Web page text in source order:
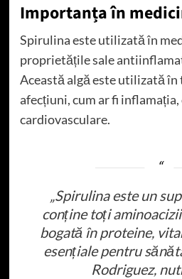
Importanța în
Spirulina este utilizată în
proprietățile sale
Această algă este utilizată
afecțiuni, cum ar fi
cardiovasculare.
„Spirulina este un
conține toți
bogată în proteine,
esențiale pentru
Rodriguez,